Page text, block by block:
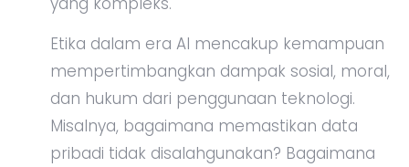
Etika dalam era AI mencakup kemampuan
mempertimbangkan dampak sosial, moral,
dan hukum dari penggunaan teknologi.
Misalnya, bagaimana memastikan data
pribadi tidak disalahgunakan? Bagaimana